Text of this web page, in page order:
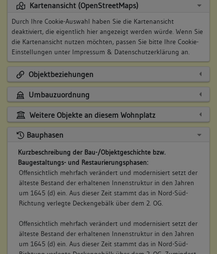
Kartenansicht (OpenStreetMaps)
Durch Ihre Cookie-Auswahl haben Sie die Kartenansicht
deaktiviert, die eigentlich hier angezeigt werden würde. Wenn Sie
die Kartenansicht nutzen möchten, passen Sie bitte Ihre Cookie-
Einstellungen unter Impressum & Datenschutzerklärung an.
Objektbeziehungen
Umbauzuordnung
Weitere Objekte an diesem Wohnplatz
Bauphasen
Kurzbeschreibung der Bau-/Objektgeschichte bzw.
Baugestaltungs- und Restaurierungsphasen:
Offensichtlich mehrfach verändert und modernisiert setzt der
älteste Bestand der erhaltenen Innenstruktur in den Jahren
um 1645 (d) ein. Aus dieser Zeit stammt das in Nord-Süd-
Richtung verlegte Deckengebälk über dem 2. OG.
Offensichtlich mehrfach verändert und modernisiert setzt der
älteste Bestand der erhaltenen Innenstruktur in den Jahren
um 1645 (d) ein. Aus dieser Zeit stammt das in Nord-Süd-